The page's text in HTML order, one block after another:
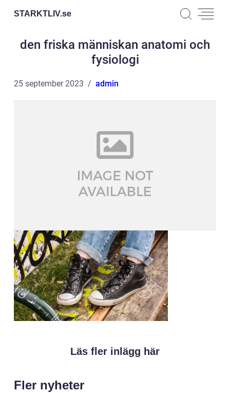
STARKTLIV.se
den friska människan anatomi och
fysiologi
25 september 2023 admin
Läs fler inlägg här
Fler nyheter